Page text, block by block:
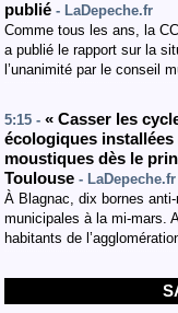
publié - LaDepeche.fr
Comme tous les ans, la
a publié le rapport sur la
l’unanimité par le conseil
5:15 - « Casser les
écologiques
moustiques dès le
Toulouse - LaDepeche.fr
À Blagnac, dix bornes
municipales à la mi-mars.
habitants de